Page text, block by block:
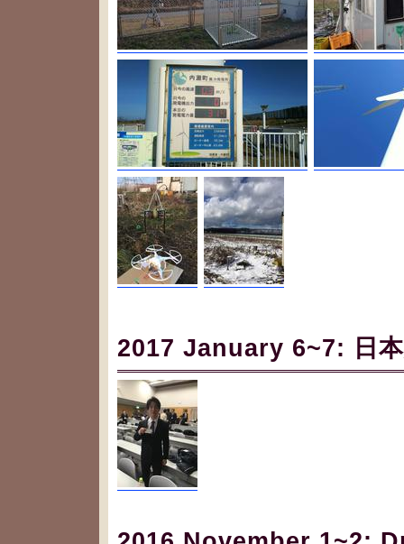
2017 January 6~7: 日